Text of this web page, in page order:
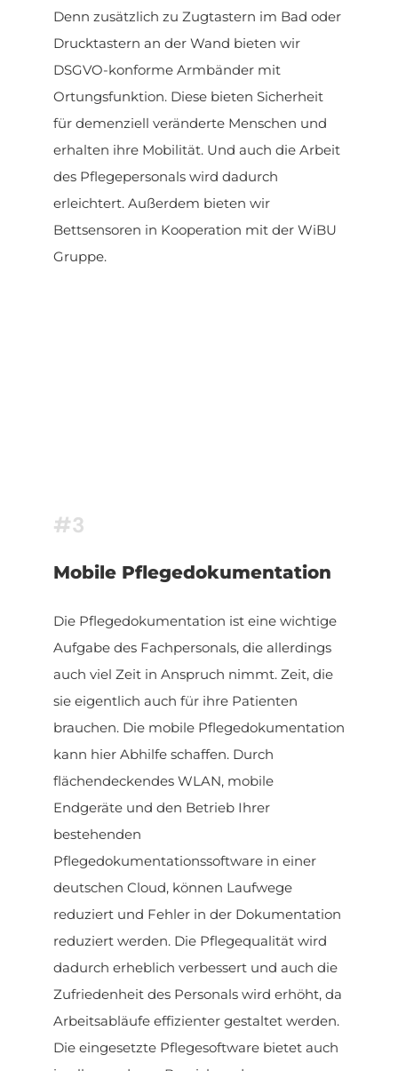
Denn zusätzlich zu Zugtastern im Bad oder
Drucktastern an der Wand bieten wir
DSGVO-konforme Armbänder mit
Ortungsfunktion. Diese bieten Sicherheit
für demenziell veränderte Menschen und
erhalten ihre Mobilität. Und auch die Arbeit
des Pflegepersonals wird dadurch
erleichtert. Außerdem bieten wir
Bettsensoren in Kooperation mit der WiBU
Gruppe.
#3
Mobile Pflegedokumentation
Die Pflegedokumentation ist eine wichtige
Aufgabe des Fachpersonals, die allerdings
auch viel Zeit in Anspruch nimmt. Zeit, die
sie eigentlich auch für ihre Patienten
brauchen. Die mobile Pflegedokumentation
kann hier Abhilfe schaffen. Durch
flächendeckendes WLAN, mobile
Endgeräte und den Betrieb Ihrer
bestehenden
Pflegedokumentationssoftware in einer
deutschen Cloud, können Laufwege
reduziert und Fehler in der Dokumentation
reduziert werden. Die Pflegequalität wird
dadurch erheblich verbessert und auch die
Zufriedenheit des Personals wird erhöht, da
Arbeitsabläufe effizienter gestaltet werden.
Die eingesetzte Pflegesoftware bietet auch